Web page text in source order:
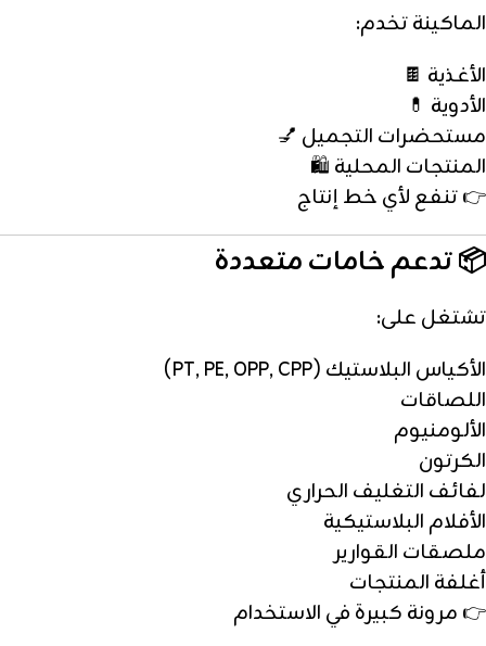
الماكينة تخدم:
الأغذية 🍫
الأدوية 💊
مستحضرات التجميل 💅
المنتجات المحلية 🛍️
👉 تنفع لأي خط إنتاج
📦 تدعم خامات متعددة
تشتغل على:
الأكياس البلاستيك (PT, PE, OPP, CPP)
اللصاقات
الألومنيوم
الكرتون
لفائف التغليف الحراري
الأفلام البلاستيكية
ملصقات القوارير
أغلفة المنتجات
👉 مرونة كبيرة في الاستخدام